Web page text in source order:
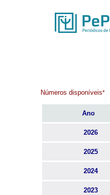
Números disponíveis*
Ano
2026
2025
2024
2023